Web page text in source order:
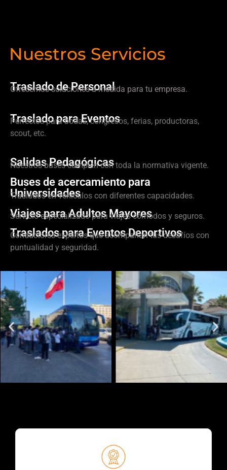
Nuestros Servicios
Traslado de Personal
Ofrecemos soluciones a medida para tu empresa.
Traslado para Eventos
Perfectos para bodas, congresos, ferias, productoras,
scout, etc.
Salidas Pedagógicas
Nuestros buses cumplen con toda la normativa vigente.
Buses de acercamiento para
Universidades
Traslados en vehículos con diferentes capacidades.
Viajes para Adultos Mayores
Servicio especializado para viajes cómodos y seguros.
Traslados para Eventos Deportivos
Conductores expertos que acompañan tus desafíos con
puntualidad y seguridad.